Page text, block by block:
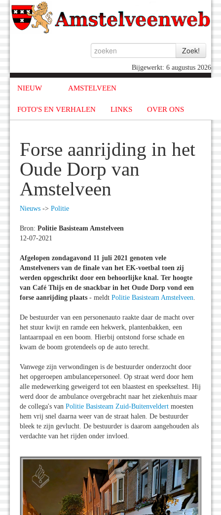
Bijgewerkt: 6 augustus 2026
NIEUW AMSTELVEEN
FOTO'S EN VERHALEN LINKS OVER ONS
Forse aanrijding in het
Oude Dorp van
Amstelveen
Nieuws -> Politie
Bron: Politie Basisteam Amstelveen
12-07-2021
Afgelopen zondagavond 11 juli 2021 genoten vele
Amstelveners van de finale van het EK-voetbal toen zij
werden opgeschrikt door een behoorlijke knal. Ter hoogte
van Café Thijs en de snackbar in het Oude Dorp vond een
forse aanrijding plaats - meldt Politie Basisteam Amstelveen.
De bestuurder van een personenauto raakte daar de macht over
het stuur kwijt en ramde een hekwerk, plantenbakken, een
lantaarnpaal en een boom. Hierbij ontstond forse schade en
kwam de boom grotendeels op de auto terecht.
Vanwege zijn verwondingen is de bestuurder onderzocht door
het opgeroepen ambulancepersoneel. Op straat werd door hem
alle medewerking geweigerd tot een blaastest en speekseltest. Hij
werd door de ambulance overgebracht naar het ziekenhuis maar
de collega's van Politie Basisteam Zuid-Buitenveldert moesten
hem vrij snel daarna weer van de straat halen. De bestuurder
bleek te zijn gevlucht. De bestuurder is daarom aangehouden als
verdachte van het rijden onder invloed.